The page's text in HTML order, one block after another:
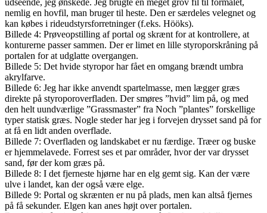
udseende, jeg ønskede. Jeg brugte en meget grov fil til formålet,
nemlig en hovfil, man bruger til heste. Den er særdeles velegnet og
kan købes i rideudstyrsforretninger (f.eks. Hööks).
Billede 4: Prøveopstilling af portal og skrænt for at kontrollere, at
konturerne passer sammen. Der er limet en lille styroporskråning på
portalen for at udglatte overgangen.
Billede 5: Det hvide styropor har fået en omgang brændt umbra
akrylfarve.
Billede 6: Jeg har ikke anvendt spartelmasse, men lægger græs
direkte på styroporoverfladen. Der smøres ”hvid” lim på, og med
den helt uundværlige ”Grassmaster” fra Noch ”plantes” forskellige
typer statisk græs. Nogle steder har jeg i forvejen drysset sand på for
at få en lidt anden overflade.
Billede 7: Overfladen og landskabet er nu færdige. Træer og buske
er hjemmelavede. Forrest ses et par områder, hvor der var drysset
sand, før der kom græs på.
Billede 8: I det fjerneste hjørne har en elg gemt sig. Kan der være
ulve i landet, kan der også være elge.
Billede 9: Portal og skrænten er nu på plads, men kan altså fjernes
på få sekunder. Elgen kan anes højt over portalen.